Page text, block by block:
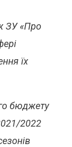
ЗУ «Про
їх
бюджету
2022